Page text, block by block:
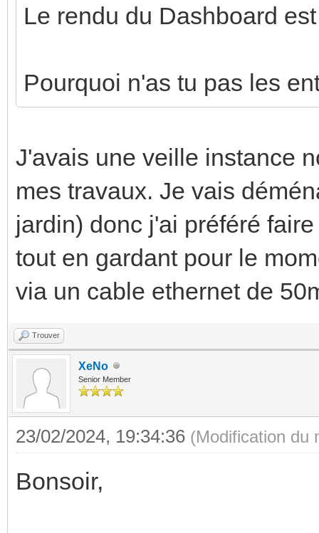
Le rendu du Dashboard
Pourquoi n'as tu pas les
J'avais une veille instance
mes travaux. Je vais
jardin) donc j'ai préféré
tout en gardant pour le
via un cable ethernet de
Trouver
XeNo
Senior Member
23/02/2024, 19:34:36 (Modification du
Bonsoir,